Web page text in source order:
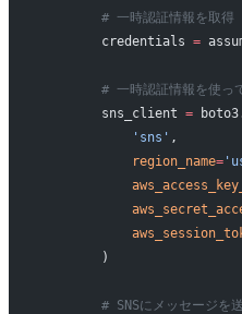
        # 一時認証情報を取得
        credentials
=
# 一時認証情報を使っ
        sns_client
=
            'sns'
,
            region_name
=
        )
# SNSにメッセージを